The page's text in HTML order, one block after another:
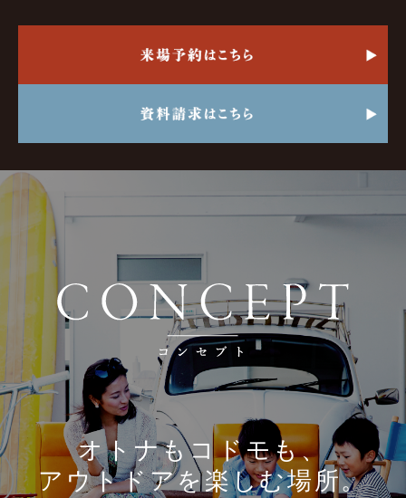
オトナもコドモも、
アウトドアを楽しむ場所。